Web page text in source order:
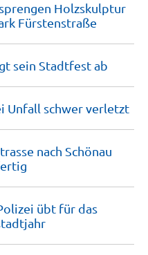
Holzskulptur
Fürstenstraße
sein Stadtfestab
Unfall schwerverletzt
nach Schönau
übt für das